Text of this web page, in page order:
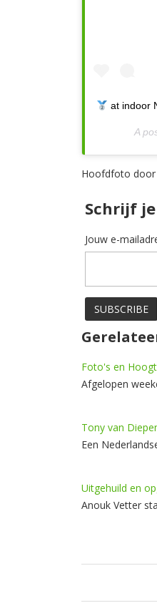
at indoor
A
Hoofdfoto door
Schrijf
Jouw e-
Foto's en
Afgelopen
Tony van
Een
Uitgehuild en
Anouk Vetter